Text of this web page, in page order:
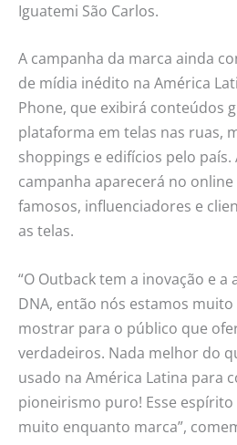
Iguatemi São Carlos.
A campanha da marca ainda
de mídia inédito na América
Phone, que exibirá conteúdos
plataforma em telas nas ruas,
shoppings e edifícios pelo país.
campanha aparecerá no
famosos, influenciadores e
as telas.
“O Outback tem a inovação e
DNA, então nós estamos
mostrar para o público que
verdadeiros. Nada melhor do
usado na América Latina para
pioneirismo puro! Esse
muito enquanto marca”,